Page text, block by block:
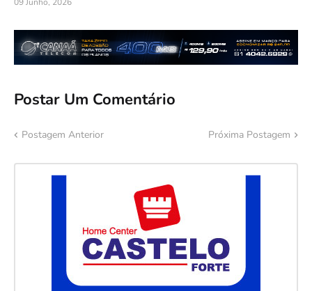
Postar Um Comentário
Postagem Anterior Próxima Postagem